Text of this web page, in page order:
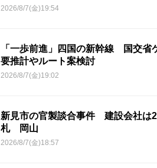
2026/8/7(金)19:54
「一歩前進」四国の新幹線 国交
要推計やルート案検討
2026/8/7(金)19:02
新見市の官製談合事件 建設会社は
札 岡山
2026/8/7(金)18:57